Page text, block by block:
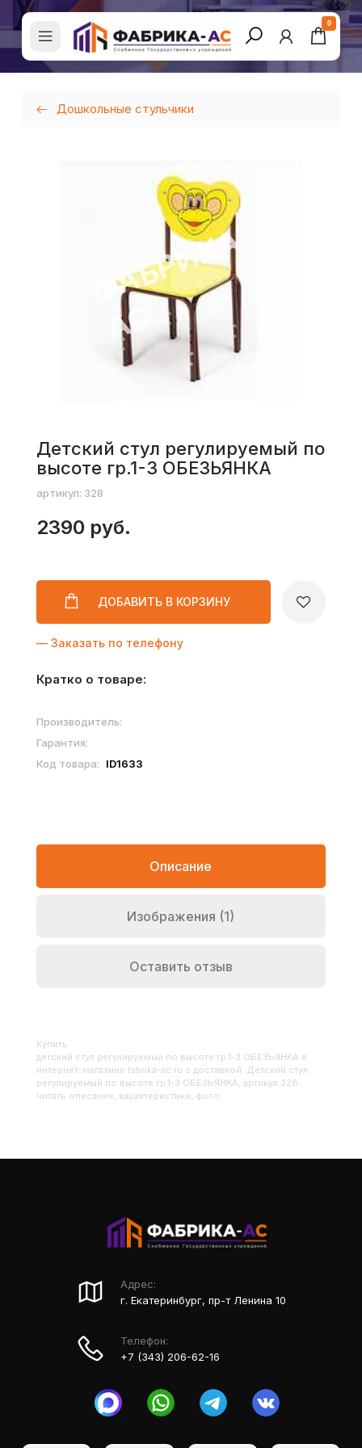
0
Дошкольные стульчики
Детский стул регулируемый по
высоте гр.1-3 ОБЕЗЬЯНКА
артикул: 328
2390 руб.
ДОБАВИТЬ В КОРЗИНУ
— Заказать по телефону
Кратко о товаре:
Производитель:
Гарантия:
Код товара:
ID1633
Описание
Изображения (1)
Оставить отзыв
Купить
Детский стул регулируемый по высоте гр.1-3 ОБЕЗЬЯНКА в
интернет-магазине fabrika-ac.ru с доставкой. Детский стул
регулируемый по высоте гр.1-3 ОБЕЗЬЯНКА, артикул 328:
читать описание, характеристики, фото
Адрес:
г. Екатеринбург, пр-т Ленина 10
Телефон:
+7 (343) 206-62-16